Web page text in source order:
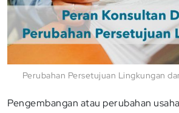
Perubahan Persetujuan Lingkungan
Pengembangan atau perubahan